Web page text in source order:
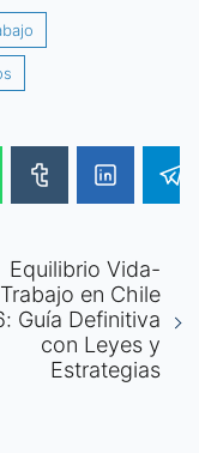
Equilibrio Vida-
Trabajo en Chile
Guía Definitiva
con Leyes y
Estrategias